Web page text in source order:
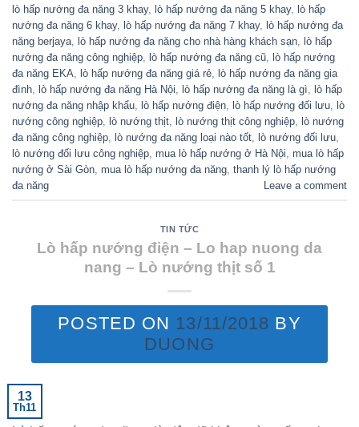
lò hấp nướng đa năng 3 khay, lò hấp nướng đa năng 5 khay, lò hấp
nướng đa năng 6 khay, lò hấp nướng đa năng 7 khay, lò hấp nướng đa
năng berjaya lò hấp nướng đa năng cho nhà hàng khách sạn lò hấp
nướng đa năng công nghiệp lò hấp nướng đa năng cũ lò hấp nướng
đa năng EKA lò hấp nướng đa năng giá rẻ lò hấp nướng đa năng gia
đình lò hấp nướng đa năng Hà Nội lò hấp nướng đa năng là gì lò hấp
nướng đa năng nhập khẩu lò hấp nướng điện lò hấp nướng đối lưu lò
nướng công nghiệp lò nướng thịt lò nướng thịt công nghiệp lò nướng
đa năng công nghiệp lò nướng đa năng loại nào tốt lò nướng đối lưu
lò nướng đối lưu công nghiệp mua lò hấp nướng ở Hà Nội mua lò hấp
nướng ở Sài Gòn mua lò hấp nướng đa năng thanh lý lò hấp nướng
đa năng
Leave a comment
TIN TỨC
Lò hấp nướng điện – Lo hap nuong da
nang – Lò nướng thịt số 1
POSTED ON 13/11/2018 BY
DUONG
13
Th11